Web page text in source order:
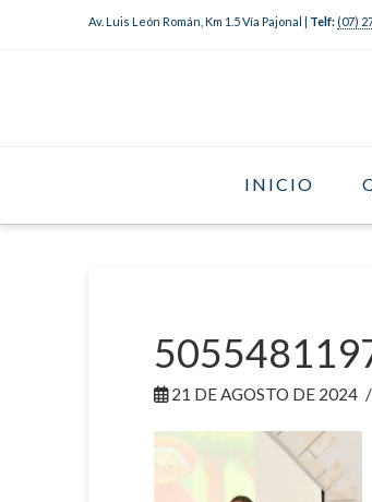
Av. Luis León Román, Km 1.5 Vía Pajonal | Telf: (07)
INICIO
21 DE AGOSTO DE 2024